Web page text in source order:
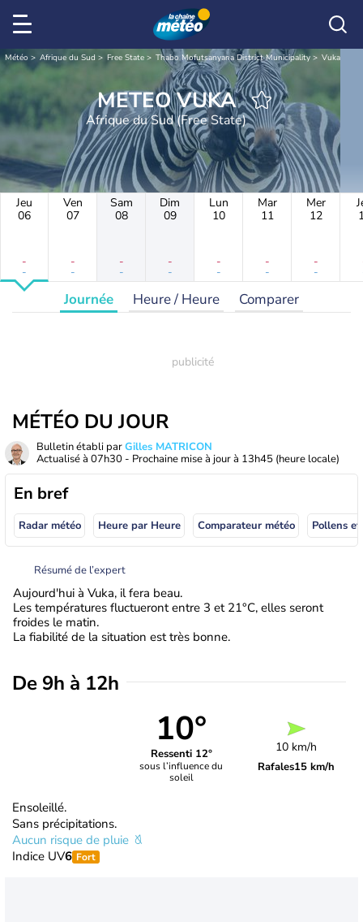
Météo Afrique du Sud Free State Thabo Mofutsanyana District Municipality Vuka
METEO VUKA
Afrique du Sud (Free State)
Jeu
06
-
-
Ven
07
-
-
Sam
08
-
-
Dim
09
-
-
Lun
10
-
-
Mar
11
-
-
Mer
12
-
-
Journée Heure / Heure Comparer
MÉTÉO DU JOUR
Bulletin établi parGilles MATRICON
Actualisé à 07h30 - Prochaine mise à jour à 13h45 (heure locale)
En bref
Radar météo Heure par Heure Comparateur météo Pollens
Résumé de l’expert
Aujourd'hui à Vuka, il fera beau.
Les températures fluctueront entre 3 et 21°C, elles seront
froides le matin.
La fiabilité de la situation est très bonne.
De 9h à 12h
10°
Ressenti 12°
sous l’influence du
soleil
10 km/h
Rafales15 km/h
Ensoleillé.
Sans précipitations.
Aucun risque de pluie
Indice UV6 Fort